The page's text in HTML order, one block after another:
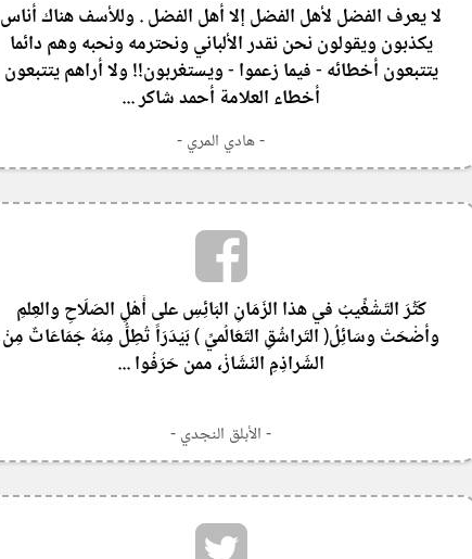
لا يعرف الفضل لأهل الفضل إلا أهل الفضل . وللأسف هناك أناس
يكذبون ويقولون نحن نقدر الألباني ونحترمه ونحبه وهم دائما
يتتبعون أخطائه - فيما زعموا - ويستغربون!! ولا أراهم يتتبعون
أخطاء العلامة أحمد شاكر ...
- هادي المري -
كَثُرَ التَشْغِّيبُ في هذا الزَمَانِ البَائِسِ على أَهْلِ الصَلَاحِ والعِلمِ
وأضْحَتْ وسَائِلُ( التَراشُقِ التَعَالُميِّ ) بَيْدَرَاً تُطِلُّ مِنَهُ جَمَاعَاتٌ مِنْ
الشَراذِمِ النَشَازْ، ممن حَرَفُوا ...
- الأبلق النجدي -